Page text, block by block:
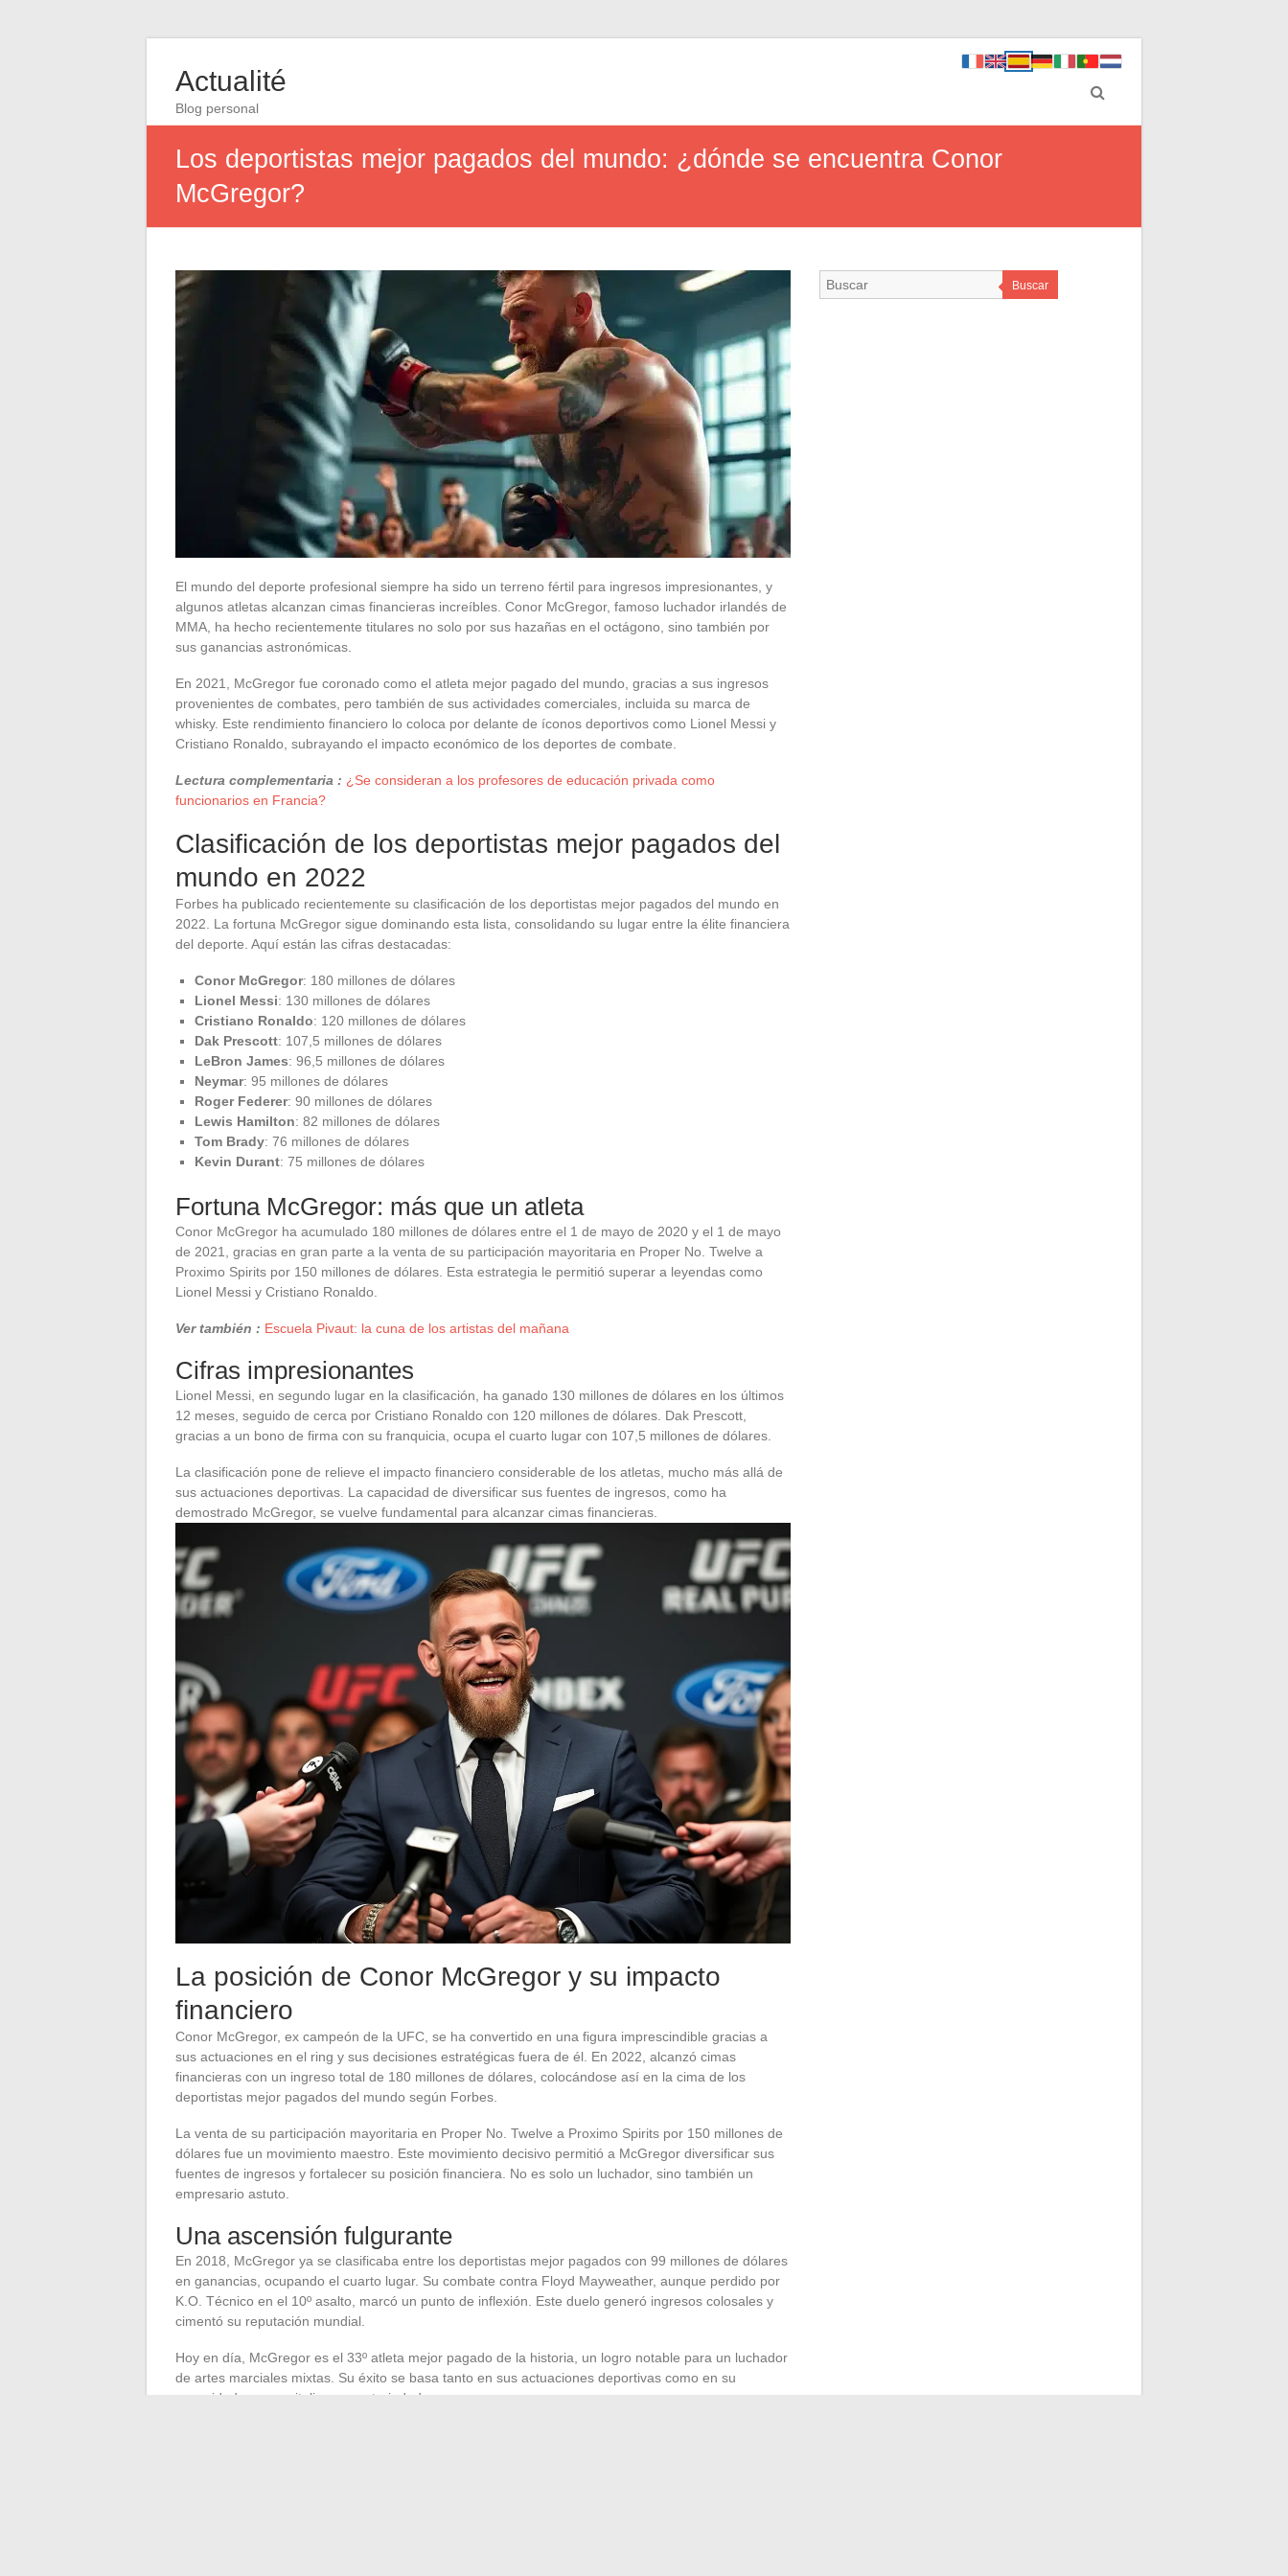
Actualité
Blog personal
Los deportistas mejor pagados del mundo: ¿dónde se encuentra Conor
McGregor?
El mundo del deporte profesional siempre ha sido un terreno fértil para ingresos impresionantes, y
algunos atletas alcanzan cimas financieras increíbles. Conor McGregor, famoso luchador irlandés de
MMA, ha hecho recientemente titulares no solo por sus hazañas en el octágono, sino también por
sus ganancias astronómicas.
En 2021, McGregor fue coronado como el atleta mejor pagado del mundo, gracias a sus ingresos
provenientes de combates, pero también de sus actividades comerciales, incluida su marca de
whisky. Este rendimiento financiero lo coloca por delante de íconos deportivos como Lionel Messi y
Cristiano Ronaldo, subrayando el impacto económico de los deportes de combate.
Lectura complementaria : ¿Se consideran a los profesores de educación privada como
funcionarios en Francia?
Clasificación de los deportistas mejor pagados del
mundo en 2022
Forbes ha publicado recientemente su clasificación de los deportistas mejor pagados del mundo en
2022. La fortuna McGregor sigue dominando esta lista, consolidando su lugar entre la élite financiera
del deporte. Aquí están las cifras destacadas:
Conor McGregor: 180 millones de dólares
Lionel Messi: 130 millones de dólares
Cristiano Ronaldo: 120 millones de dólares
Dak Prescott: 107,5 millones de dólares
LeBron James: 96,5 millones de dólares
Neymar: 95 millones de dólares
Roger Federer: 90 millones de dólares
Lewis Hamilton: 82 millones de dólares
Tom Brady: 76 millones de dólares
Kevin Durant: 75 millones de dólares
Fortuna McGregor: más que un atleta
Conor McGregor ha acumulado 180 millones de dólares entre el 1 de mayo de 2020 y el 1 de mayo
de 2021, gracias en gran parte a la venta de su participación mayoritaria en Proper No. Twelve a
Proximo Spirits por 150 millones de dólares. Esta estrategia le permitió superar a leyendas como
Lionel Messi y Cristiano Ronaldo.
Ver también : Escuela Pivaut: la cuna de los artistas del mañana
Cifras impresionantes
Lionel Messi, en segundo lugar en la clasificación, ha ganado 130 millones de dólares en los últimos
12 meses, seguido de cerca por Cristiano Ronaldo con 120 millones de dólares. Dak Prescott,
gracias a un bono de firma con su franquicia, ocupa el cuarto lugar con 107,5 millones de dólares.
La clasificación pone de relieve el impacto financiero considerable de los atletas, mucho más allá de
sus actuaciones deportivas. La capacidad de diversificar sus fuentes de ingresos, como ha
demostrado McGregor, se vuelve fundamental para alcanzar cimas financieras.
La posición de Conor McGregor y su impacto
financiero
Conor McGregor, ex campeón de la UFC, se ha convertido en una figura imprescindible gracias a
sus actuaciones en el ring y sus decisiones estratégicas fuera de él. En 2022, alcanzó cimas
financieras con un ingreso total de 180 millones de dólares, colocándose así en la cima de los
deportistas mejor pagados del mundo según Forbes.
La venta de su participación mayoritaria en Proper No. Twelve a Proximo Spirits por 150 millones de
dólares fue un movimiento maestro. Este movimiento decisivo permitió a McGregor diversificar sus
fuentes de ingresos y fortalecer su posición financiera. No es solo un luchador, sino también un
empresario astuto.
Una ascensión fulgurante
En 2018, McGregor ya se clasificaba entre los deportistas mejor pagados con 99 millones de dólares
en ganancias, ocupando el cuarto lugar. Su combate contra Floyd Mayweather, aunque perdido por
K.O. Técnico en el 10º asalto, marcó un punto de inflexión. Este duelo generó ingresos colosales y
cimentó su reputación mundial.
Hoy en día, McGregor es el 33º atleta mejor pagado de la historia, un logro notable para un luchador
de artes marciales mixtas. Su éxito se basa tanto en sus actuaciones deportivas como en su
capacidad para capitalizar su notoriedad.
Buscar